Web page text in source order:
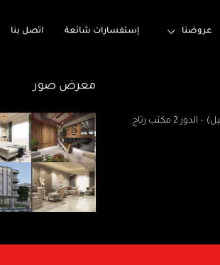
عروضنا إستفسارات شائعة اتصل بنا
معرض صور